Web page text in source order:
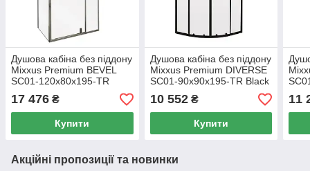
Душова кабіна без піддону
Mixxus Premium BEVEL
SC01-120x80x195-TR
Chrome прозоре скло 6мм
17 476 ₴
Купити
Душова кабіна без піддону
Mixxus Premium DIVERSE
SC01-90x90x195-TR Black
прозоре скло 5мм
10 552₴
Купити
11
Акційні пропозиції та новинки